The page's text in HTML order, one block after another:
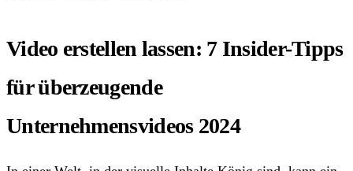
Video erstellen lassen: 7 Insider-Tipps
für überzeugende
Unternehmensvideos 2024